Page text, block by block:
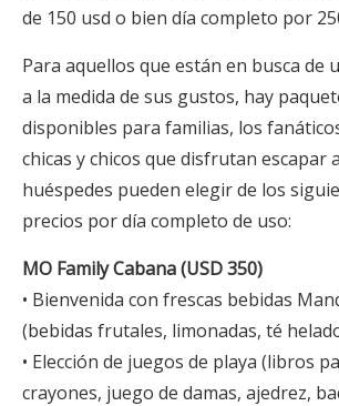
de 150 usd o bien día completo por
Para aquellos que están en busca de
a la medida de sus gustos, hay
disponibles para familias, los
chicas y chicos que disfrutan escapar
huéspedes pueden elegir de los
precios por día completo de uso:
MO Family Cabana (USD 350)
• Bienvenida con frescas bebidas
(bebidas frutales, limonadas, té
• Elección de juegos de playa (libros
crayones, juego de damas, ajedrez,